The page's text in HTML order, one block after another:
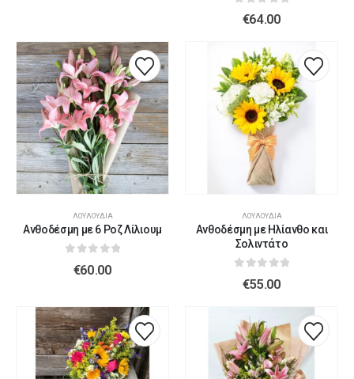
out of 5
€64.00
ΛΟΥΛΟΎΔΙΑ
Ανθοδέσμη με 6 Ροζ Λίλιουμ
€60.00
ΛΟΥΛΟΎΔΙΑ
Ανθοδέσμη με Ηλίανθο και
Σολιντάτο
€55.00